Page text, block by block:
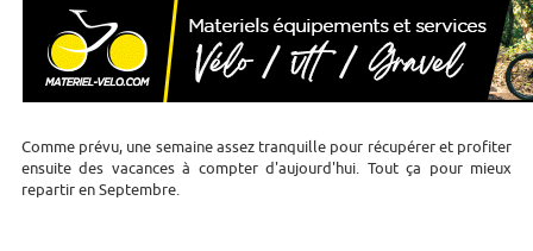
Comme prévu, une semaine assez tranquille pour récupérer et profiter
ensuite des vacances à compter d'aujourd'hui. Tout ça pour mieux
repartir en Septembre.